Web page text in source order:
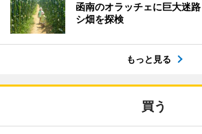
函南のオラッチェに巨大迷
シ畑を探検
もっと見る
買う